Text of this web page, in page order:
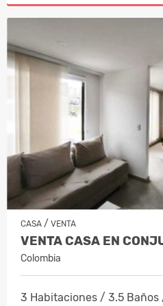
CASA / VENTA
Colombia
3 Habitaciones / 3.5 Baños